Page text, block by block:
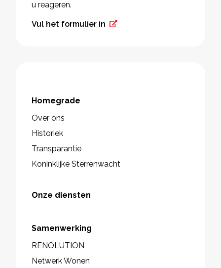
u reageren.
Vul het formulier in
Homegrade
Over ons
Historiek
Transparantie
Koninklijke Sterrenwacht
Onze diensten
Samenwerking
RENOLUTION
Netwerk Wonen